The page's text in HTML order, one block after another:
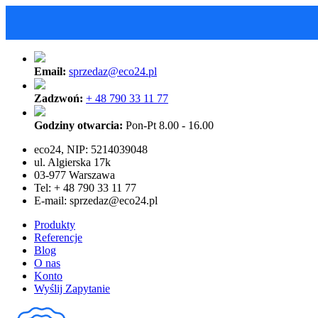
Email: sprzedaz@eco24.pl
Zadzwoń: + 48 790 33 11 77
Godziny otwarcia: Pon-Pt 8.00 - 16.00
eco24, NIP: 5214039048
ul. Algierska 17k
03-977 Warszawa
Tel: + 48 790 33 11 77
E-mail: sprzedaz@eco24.pl
Produkty
Referencje
Blog
O nas
Konto
Wyślij Zapytanie